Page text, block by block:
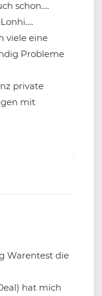
schon….
viele eine
Probleme
private
mit
Warentest die
hat mich